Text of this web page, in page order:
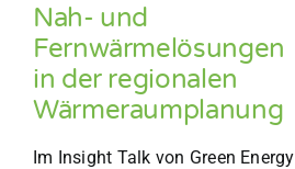
Nah- und
Fernwärmelösungen
in der regionalen
Wärmeraumplanung
Im Insight Talk von Green Energy